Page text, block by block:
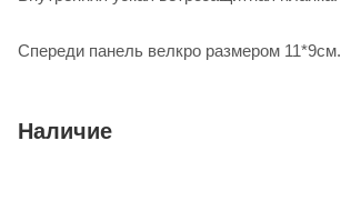
Спереди панель велкро размером 11*9см.
Наличие